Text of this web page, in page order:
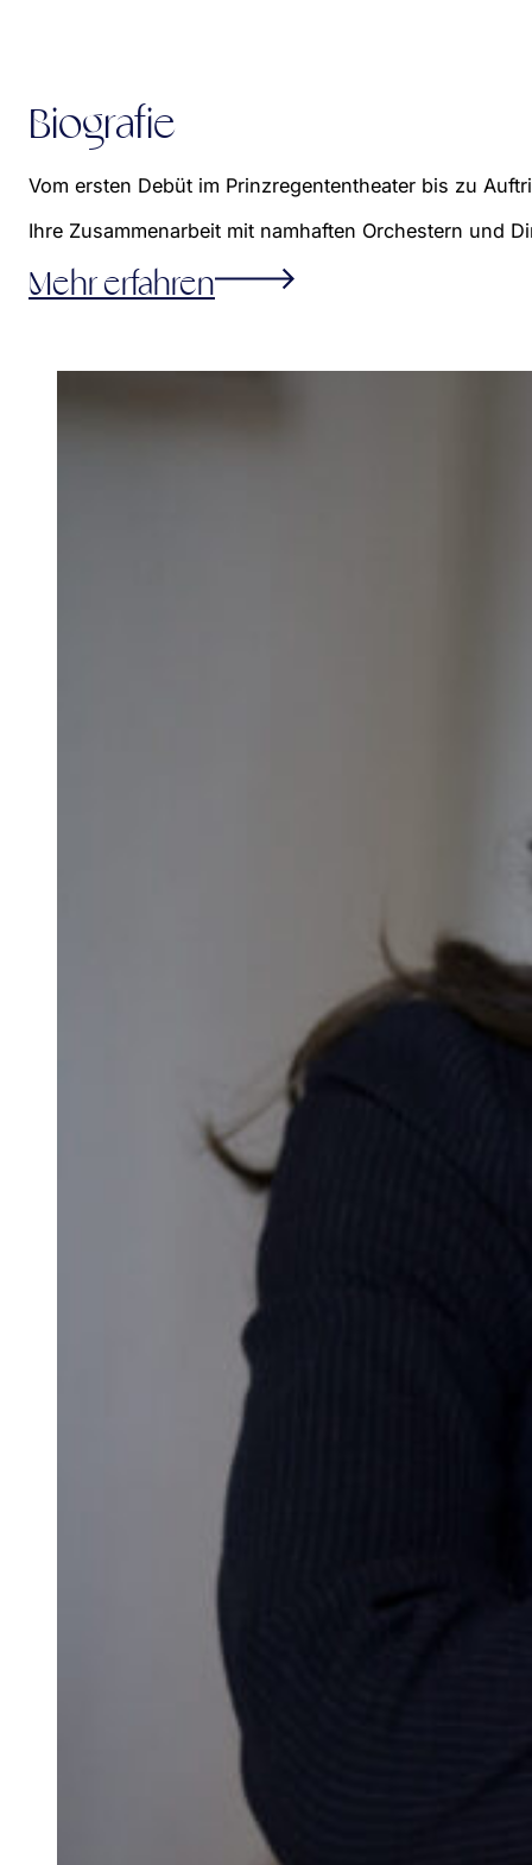
Biografie
Vom ersten Debüt im Prinzregententheater bis zu
Ihre Zusammenarbeit mit namhaften Orchestern und
Mehr erfahren